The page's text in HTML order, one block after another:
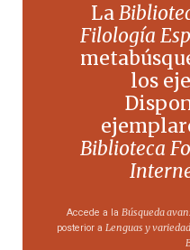
La
Filología
los
Biblioteca
Accede a la Búsqueda
posterior a Lenguas y